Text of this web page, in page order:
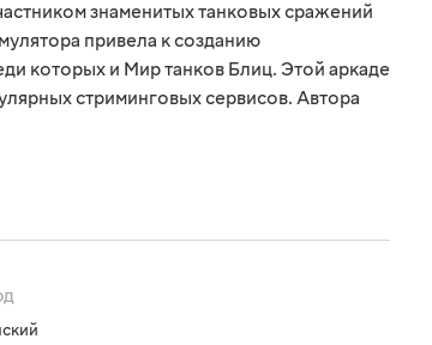
знаменитых танковых сражений
привела к созданию
которых и Мир танков Блиц. Этой аркаде
стриминговых сервисов. Автора